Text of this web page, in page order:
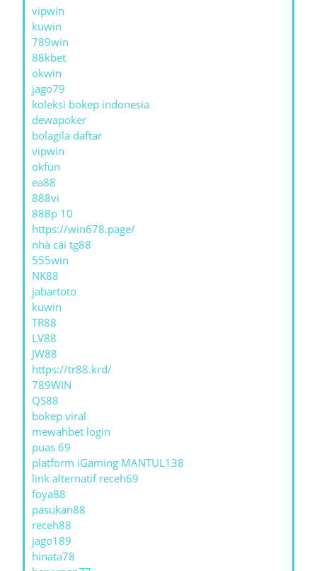
vipwin
kuwin
789win
88kbet
okwin
jago79
koleksi bokep indonesia
dewapoker
bolagila daftar
vipwin
okfun
ea88
888vi
888p 10
https://win678.page/
nhà cái tg88
555win
NK88
jabartoto
kuwin
TR88
LV88
JW88
https://tr88.krd/
789WIN
QS88
bokep viral
mewahbet login
puas 69
platform iGaming MANTUL138
link alternatif receh69
foya88
pasukan88
receh88
jago189
hinata78